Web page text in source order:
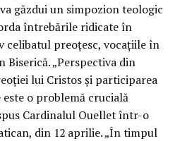
găzdui un simpozion teologic
întrebările ridicate în
celibatul preoțesc, vocațiile în
„Perspectiva din
lui Cristos și participarea
o problemă crucială
Cardinalul Ouellet într-o
din 12 aprilie. „În timpul